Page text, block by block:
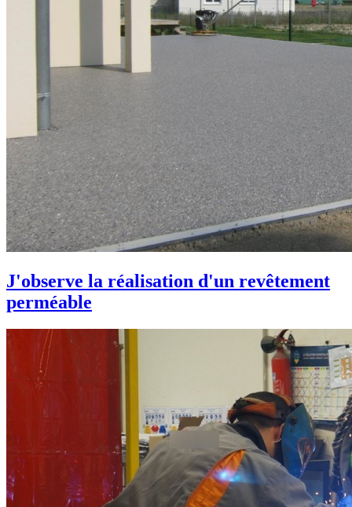
J'observe la réalisation d'un revêtement
perméable